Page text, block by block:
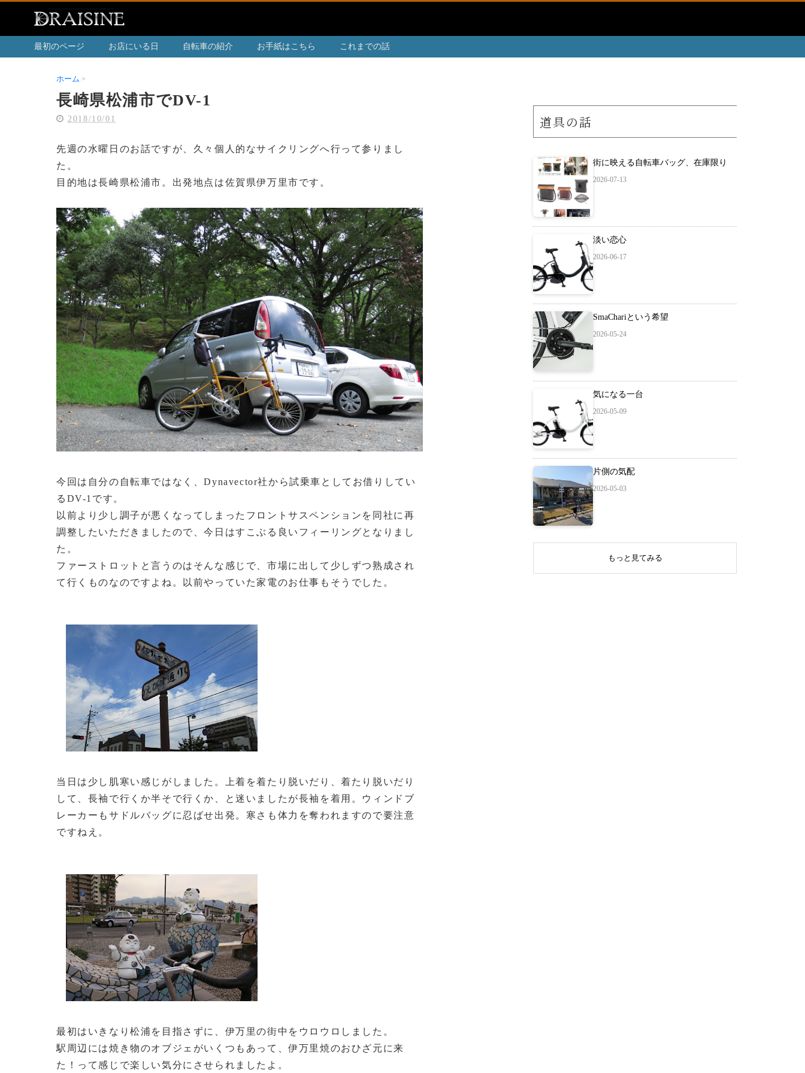
最初のページ お店にいる日 自転車の紹介 お手紙はこちら これまでの話
ホーム
長崎県松浦市でDV-1
2018/10/01
先週の水曜日のお話ですが、久々個人的なサイクリングへ行って参りまし
た。
目的地は長崎県松浦市。出発地点は佐賀県伊万里市です。
今回は自分の自転車ではなく、Dynavector社から試乗車としてお借りしてい
るDV-1です。
以前より少し調子が悪くなってしまったフロントサスペンションを同社に再
調整したいただきましたので、今日はすこぶる良いフィーリングとなりまし
た。
ファーストロットと言うのはそんな感じで、市場に出して少しずつ熟成され
て行くものなのですよね。以前やっていた家電のお仕事もそうでした。
当日は少し肌寒い感じがしました。上着を着たり脱いだり、着たり脱いだり
して、長袖で行くか半そで行くか、と迷いましたが長袖を着用。ウィンドブ
レーカーもサドルバッグに忍ばせ出発。寒さも体力を奪われますので要注意
ですねえ。
最初はいきなり松浦を目指さずに、伊万里の街中をウロウロしました。
駅周辺には焼き物のオブジェがいくつもあって、伊万里焼のおひざ元に来
た！って感じで楽しい気分にさせられましたよ。
道具の話
街に映える自転車バッグ、在庫限り
2026-07-13
淡い恋心
2026-06-17
SmaChariという希望
2026-05-24
気になる一台
2026-05-09
片側の気配
2026-05-03
もっと見てみる